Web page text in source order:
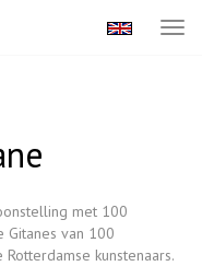
met 100
Gitanes van 100
kunstenaars.